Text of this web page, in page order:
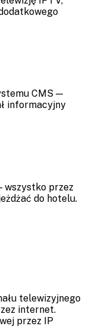
CMS —
informacyjny
wszystko przez
do hotelu.
telewizyjnego
internet.
przez IP